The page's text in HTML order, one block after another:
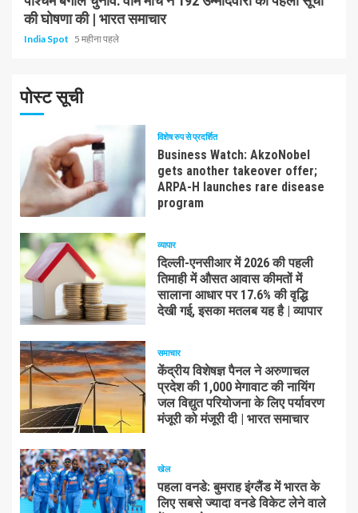
की घोषणा की | भारत समाचार
India Spot 5 महीना पहले
पोस्ट सूची
विशेष रुप से प्रदर्शित
Business Watch: AkzoNobel
gets another takeover offer;
ARPA-H launches rare disease
program
व्यापार
दिल्ली-एनसीआर में 2026 की पहली
तिमाही में औसत आवास कीमतों में
सालाना आधार पर 17.6% की वृद्धि
देखी गई, इसका मतलब यह है | व्यापार
समाचार
केंद्रीय विशेषज्ञ पैनल ने अरुणाचल
प्रदेश की 1,000 मेगावाट की नायिंग
जल विद्युत परियोजना के लिए पर्यावरण
मंजूरी को मंजूरी दी | भारत समाचार
खेल
पहला वनडे: बुमराह इंग्लैंड में भारत के
लिए सबसे ज्यादा वनडे विकेट लेने वाले